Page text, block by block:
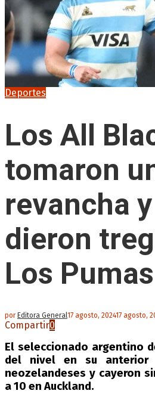
Deportes
Los All
tomaron
revancha
dieron
Los Pumas
porEditora General17 agosto, 202417 agosto,
Compartir0
El seleccionado argentino
del nivel en su anterior
neozelandeses y cayeron
a 10 en Auckland.